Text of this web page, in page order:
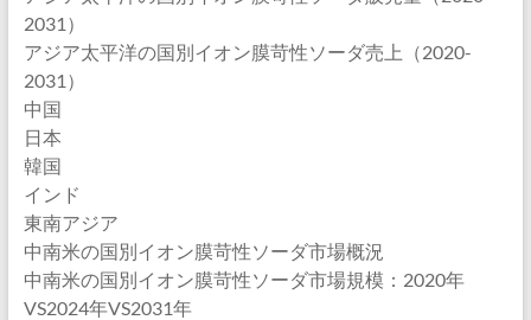
2031）
アジア太平洋の国別イオン膜苛性ソーダ売上（2020-
2031）
中国
日本
韓国
インド
東南アジア
中南米の国別イオン膜苛性ソーダ市場概況
中南米の国別イオン膜苛性ソーダ市場規模：2020年
VS2024年VS2031年